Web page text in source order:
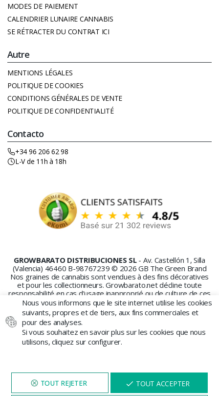
MODES DE PAIEMENT
CALENDRIER LUNAIRE CANNABIS
SE RÉTRACTER DU CONTRAT ICI
Autre
MENTIONS LÉGALES
POLITIQUE DE COOKIES
CONDITIONS GÉNÉRALES DE VENTE
POLITIQUE DE CONFIDENTIALITÉ
Contacto
+34 96 206 62 98
L-V de 11h à 18h
GROWBARATO DISTRIBUCIONES SL - Av. Castellón 1, Silla
(Valencia) 46460 B-98767239 © 2026 GB The Green Brand
Nos graines de cannabis sont vendues à des fins décoratives
et pour les collectionneurs. Growbarato.net décline toute
responsabilité en cas d’usage inapproprié ou de culture de ces
graines.
Nous vous informons que le site internet utilise les cookies
suivants, propres et de tiers, aux fins commerciales et
pour des analyses.
Si vous souhaitez en savoir plus sur les cookies que nous
utilisons, cliquez sur configurer.
TOUT ACCEPTER
NAVIGUEZ SUR NOTRE SITE
PENDANT 5 MINUTES ET UNE